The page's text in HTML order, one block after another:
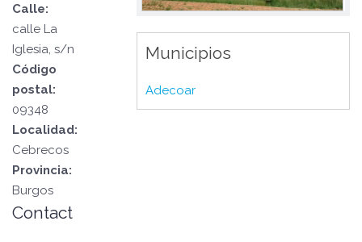
Municipios
Adecoar
Calle:
calle La
Iglesia, s/n
Código
postal:
09348
Localidad:
Cebrecos
Provincia:
Burgos
Contact